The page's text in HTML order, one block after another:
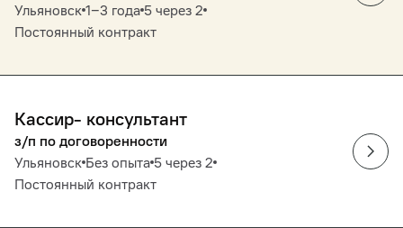
Ульяновск 1‒3 года 5 через 2
Постоянный контракт
Кассир- консультант
з/п по договоренности
Ульяновск Без опыта 5 через 2
Постоянный контракт